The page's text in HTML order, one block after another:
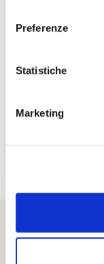
Preferenze
Statistiche
Marketing